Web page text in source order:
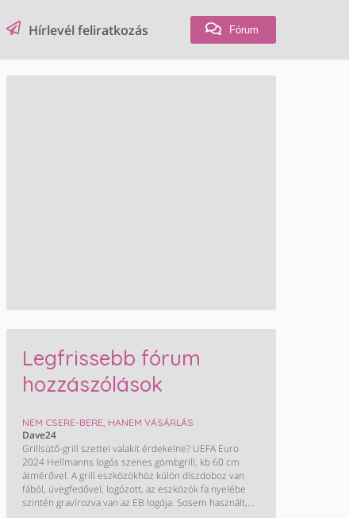
Hírlevél feliratkozás Fórum
Legfrissebb fórum
hozzászólások
NEM CSERE-BERE, HANEM VÁSÁRLÁS
Dave24
Grillsütő-grill szettel valakit érdekelne? UEFA Euro
2024 Hellmanns logós szenes gömbgrill, kb 60 cm
átmérővel. A grill eszközökhöz külön díszdoboz van
fából, üvegfedővel, logózott, az eszközök fa nyelébe
szintén gravírozva van az EB logója. Sosem használt,